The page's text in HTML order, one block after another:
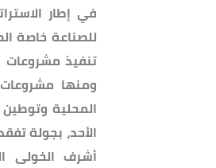
في إطار
للصناعة خاصة
تنفيذ مشروعات
ومنها
المحلية
الأحد، بجولة
أشرف الخولى